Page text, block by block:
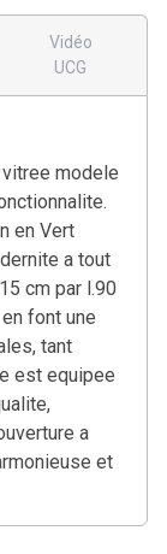
Vidéo
UCG
modele
en Vert
a tout
cm par l.90
font une
tant
est equipee
a
et